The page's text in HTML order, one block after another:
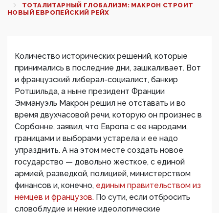
ТОТАЛИТАРНЫЙ ГЛОБАЛИЗМ: МАКРОН СТРОИТ
НОВЫЙ ЕВРОПЕЙСКИЙ РЕЙХ
Количество исторических решений, которые
принимались в последние дни, зашкаливает. Вот
и французский либерал-социалист, банкир
Ротшильда, а ныне президент Франции
Эммануэль Макрон решил не отставать и во
время двухчасовой речи, которую он произнес в
Сорбонне, заявил, что Европа с ее народами,
границами и выборами устарела и ее надо
упразднить. А на этом месте создать новое
государство — довольно жесткое, с единой
армией, разведкой, полицией, министерством
финансов и, конечно, единым правительством из
немцев и французов. По сути, если отбросить
словоблудие и некие идеологические